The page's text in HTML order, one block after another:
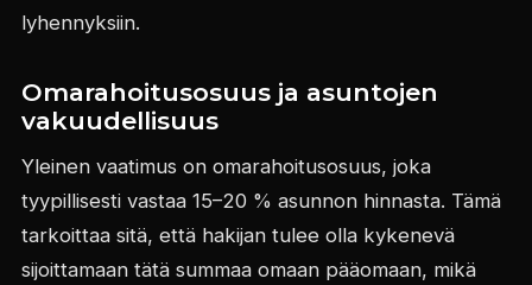
lyhennyksiin.
Omarahoitusosuus ja asuntojen
vakuudellisuus
Yleinen vaatimus on omarahoitusosuus, joka
tyypillisesti vastaa 15–20 % asunnon hinnasta. Tämä
tarkoittaa sitä, että hakijan tulee olla kykenevä
sijoittamaan tätä summaa omaan pääomaan, mikä